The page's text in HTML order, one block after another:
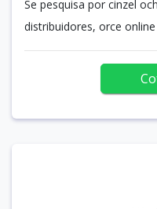
Se pesquisa por cinzel
distribuidores, orce